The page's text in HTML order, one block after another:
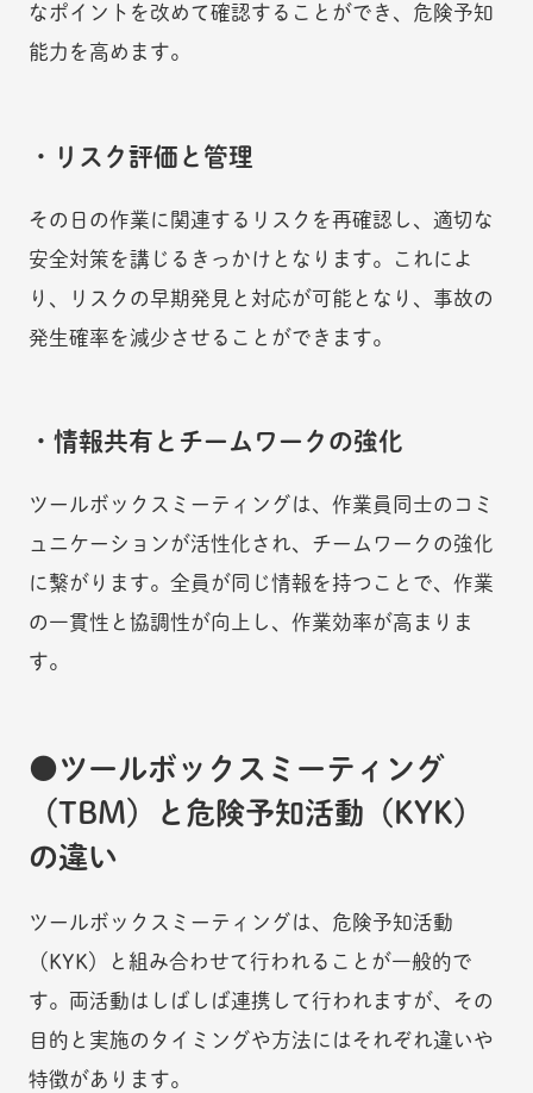
なポイントを改めて確認することができ、危険予知
能力を高めます。
・リスク評価と管理
その日の作業に関連するリスクを再確認し、適切な
安全対策を講じるきっかけとなります。これによ
り、リスクの早期発見と対応が可能となり、事故の
発生確率を減少させることができます。
・情報共有とチームワークの強化
ツールボックスミーティングは、作業員同士のコミ
ュニケーションが活性化され、チームワークの強化
に繋がります。全員が同じ情報を持つことで、作業
の一貫性と協調性が向上し、作業効率が高まりま
す。
ツールボックスミーティング
（TBM）と危険予知活動（KYK）
の違い
ツールボックスミーティングは、危険予知活動
（KYK）と組み合わせて行われることが一般的で
す。両活動はしばしば連携して行われますが、その
目的と実施のタイミングや方法にはそれぞれ違いや
特徴があります。